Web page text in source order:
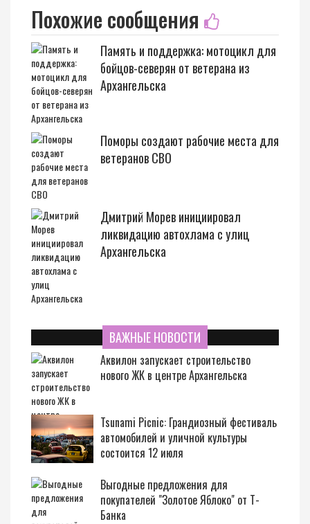
Похожие сообщения
Память и поддержка: мотоцикл для
бойцов-северян от ветерана из
Архангельска
Поморы создают рабочие места для
ветеранов СВО
Дмитрий Морев инициировал
ликвидацию автохлама с улиц
Архангельска
ВАЖНЫЕ НОВОСТИ
Аквилон запускает строительство
нового ЖК в центре Архангельска
Tsunami Picnic: Грандиозный фестиваль
автомобилей и уличной культуры
состоится 12 июля
Выгодные предложения для
покупателей "Золотое Яблоко" от Т-
Банка